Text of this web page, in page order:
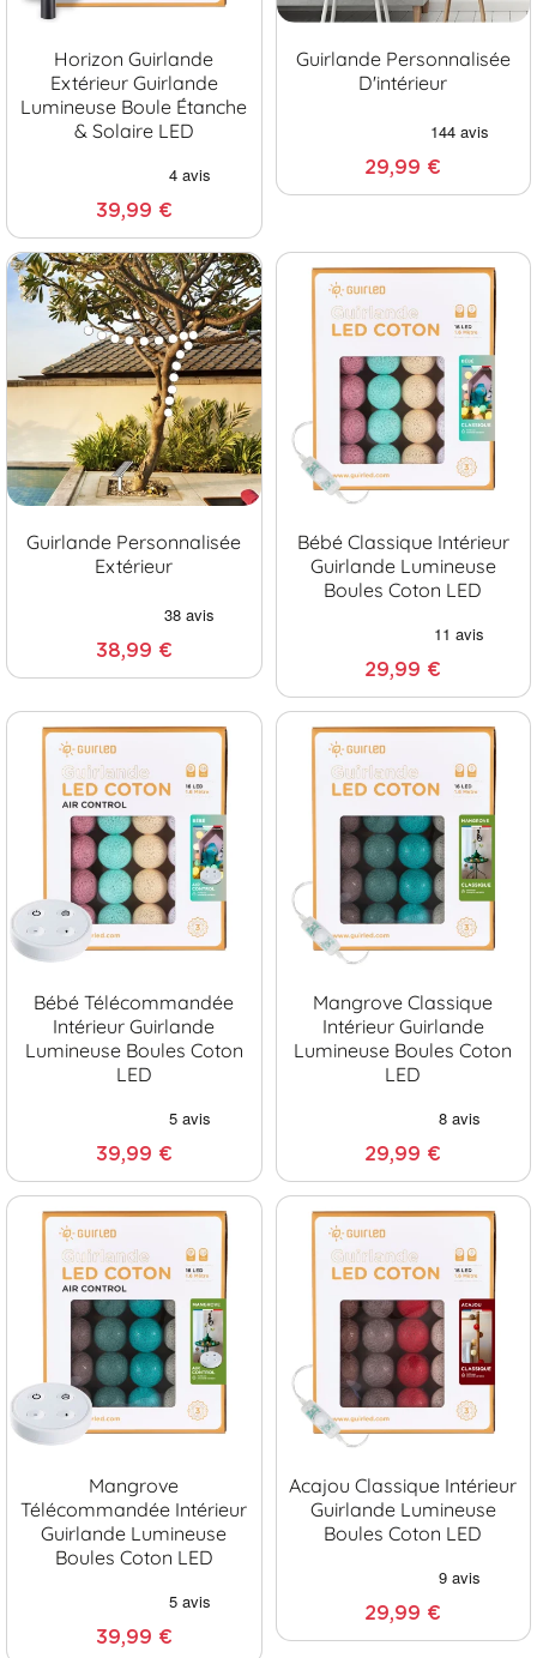
Horizon Guirlande
Extérieur Guirlande
Lumineuse Boule Étanche
& Solaire LED
39,99 €
Guirlande Personnalisée
D'intérieur
29,99 €
Guirlande Personnalisée
Extérieur
38,99 €
Bébé Classique Intérieur
Guirlande Lumineuse
Boules Coton LED
29,99 €
Bébé Télécommandée
Intérieur Guirlande
Lumineuse Boules Coton
LED
39,99 €
Mangrove Classique
Intérieur Guirlande
Lumineuse Boules Coton
LED
29,99 €
Mangrove
Télécommandée Intérieur
Guirlande Lumineuse
Boules Coton LED
39,99 €
Acajou Classique Intérieur
Guirlande Lumineuse
Boules Coton LED
29,99 €